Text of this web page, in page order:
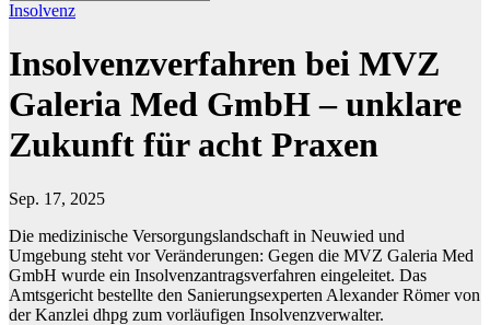
Insolvenz
Insolvenzverfahren bei MVZ
Galeria Med GmbH – unklare
Zukunft für acht Praxen
Sep. 17, 2025
Die medizinische Versorgungslandschaft in Neuwied und
Umgebung steht vor Veränderungen: Gegen die MVZ Galeria Med
GmbH wurde ein Insolvenzantragsverfahren eingeleitet. Das
Amtsgericht bestellte den Sanierungsexperten Alexander Römer von
der Kanzlei dhpg zum vorläufigen Insolvenzverwalter.